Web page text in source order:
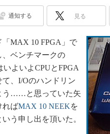
日本もの
産業オ
通知する 見る
MAX 10 FPGA」で
、ベンチマークの
いよいよCPUとFPGA
、I/Oのハンドリン
う……と思っていた矢
ればMAX 10 NEEKを
う申し出を頂いた。